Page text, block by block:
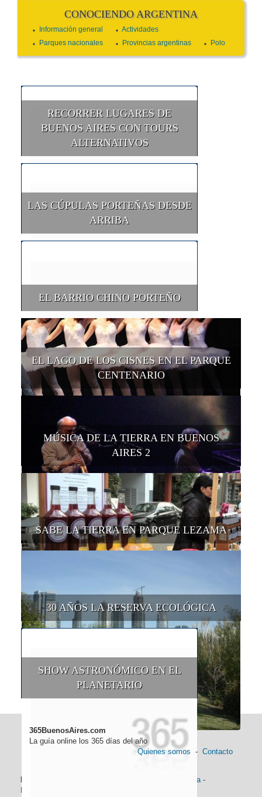
CONOCIENDO ARGENTINA
Información general
Actividades
Parques nacionales
Provincias argentinas Polo
RECORRER LUGARES DE
BUENOS AIRES CON TOURS
ALTERNATIVOS
LAS CÚPULAS PORTEÑAS DESDE
ARRIBA
EL BARRIO CHINO PORTEÑO
EL LAGO DE LOS CISNES EN EL PARQUE
CENTENARIO
MÚSICA DE LA TIERRA EN BUENOS
AIRES 2
SABE LA TIERRA EN PARQUE LEZAMA
30 AÑOS LA RESERVA ECOLÓGICA
SHOW ASTRONÓMICO EN EL
PLANETARIO
365BuenosAires.com
La guía online los 365 días del año
Quienes somos - Contacto
Información general: Historia -
Distancias